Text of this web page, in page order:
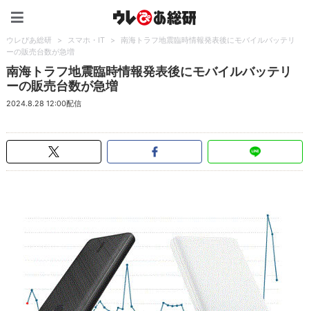
ウレぴあ総研 > スマホ・IT >
南海トラフ地震臨時情報発表後にモバイルバッテリ
ーの販売台数が急増
南海トラフ地震臨時情報発表後にモバイルバッテリ
ーの販売台数が急増
2024.8.28 12:00配信